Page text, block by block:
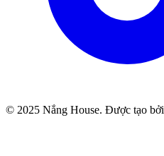
© 2025 Nắng House. Được tạo bởi